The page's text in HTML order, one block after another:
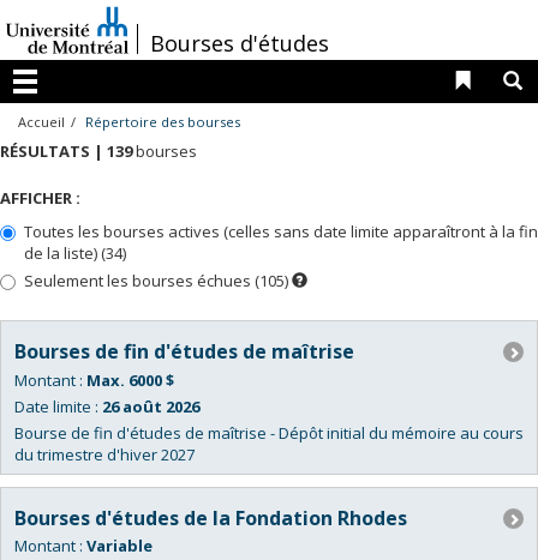
au
contenu
/Bourses d'études
Menu
Liens
Accueil Répertoire des bourses
RÉSULTATS | 139bourses
AFFICHER :
Toutes les bourses actives (celles sans date limite apparaîtront à la fin
de la liste) (34)
Seulement les bourses échues (105)
Dès
date
du
prochain
bourses
des
bourses
Bourses de fin d'études de maîtrise
Montant : Max. 6000 $
Date limite : 26 août 2026
Bourse de fin d'études de maîtrise - Dépôt initial du mémoire au cours
du trimestre d'hiver 2027
Bourses d'études de la Fondation Rhodes
Montant : Variable